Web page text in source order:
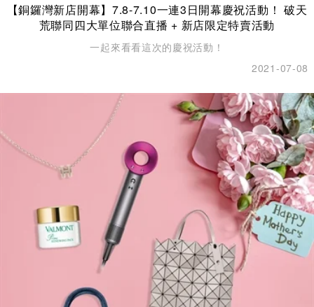
【銅鑼灣新店開幕】7.8-7.10一連3日開幕慶祝活動！ 破天
荒聯同四大單位聯合直播 + 新店限定特賣活動
一起來看看這次的慶祝活動！
2021-07-08